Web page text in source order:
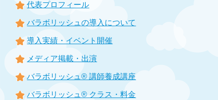
代表プロフィール
バラボリッシュの導入について
導入実績・イベント開催
メディア掲載・出演
バラボリッシュ® 講師養成講座
バラボリッシュ® クラス・料金